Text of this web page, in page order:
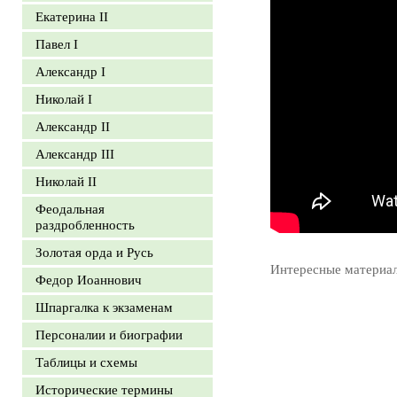
Екатерина II
Павел I
Александр I
Николай I
Александр II
Александр III
Николай II
Феодальная
раздробленность
Золотая орда и Русь
Федор Иоаннович
Шпаргалка к экзаменам
Персоналии и биографии
Таблицы и схемы
Исторические термины
Интересные